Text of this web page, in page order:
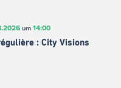
um 14:00
: City Visions